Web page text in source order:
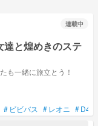
連載中
と煌めきのステ
も一緒に旅立とう！
# ビビバス #レオニ #